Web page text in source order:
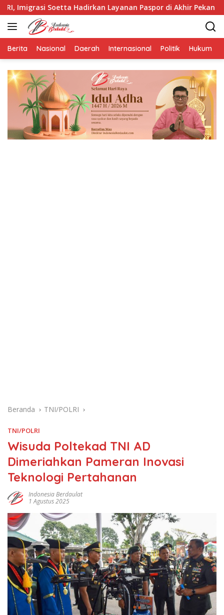
Langsung
ke
konten
Hadirkan Layanan Paspor di Akhir Pekan LBH HIMNI
Berita Nasional Daerah Internasional Politik Hukum
Beranda TNI/POLRI
TNI/POLRI
Wisuda Poltekad TNI AD
Dimeriahkan Pameran Inovasi
Teknologi Pertahanan
Indonesia Berdaulat
1 Agustus 2025